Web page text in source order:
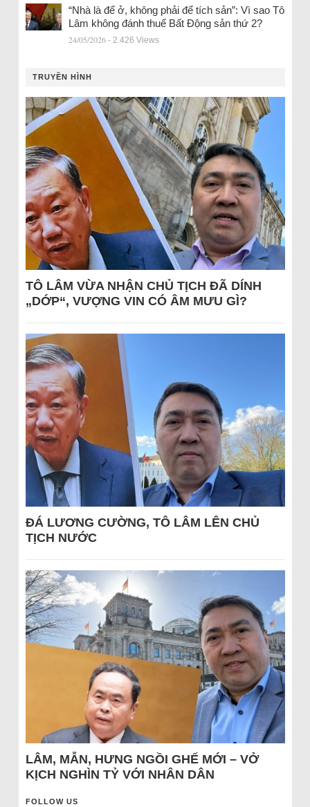
“Nhà là để ở, không phải để tích sản”: Vì sao Tô
Lâm không đánh thuế Bất Động sản thứ 2?
24/05/2026 - 2.426 Views
TRUYỀN HÌNH
TÔ LÂM VỪA NHẬN CHỦ TỊCH ĐÃ DÍNH
„DỚP“, VƯỢNG VIN CÓ ÂM MƯU GÌ?
ĐÁ LƯƠNG CƯỜNG, TÔ LÂM LÊN CHỦ
TỊCH NƯỚC
LÂM, MẪN, HƯNG NGỒI GHẾ MỚI – VỞ
KỊCH NGHÌN TỶ VỚI NHÂN DÂN
FOLLOW US